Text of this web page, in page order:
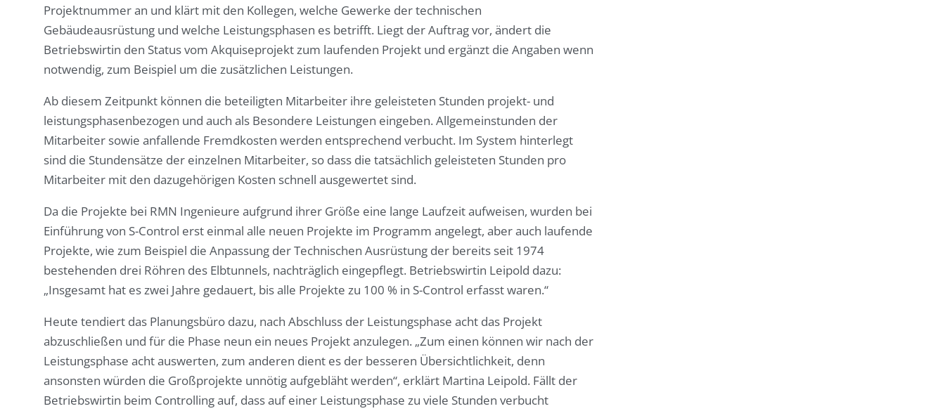
Projektnummer an und klärt mit den Kollegen, welche Gewerke der technischen
Gebäudeausrüstung und welche Leistungsphasen es betrifft. Liegt der Auftrag vor, ändert die
Betriebswirtin den Status vom Akquiseprojekt zum laufenden Projekt und ergänzt die Angaben wenn
notwendig, zum Beispiel um die zusätzlichen Leistungen.
Ab diesem Zeitpunkt können die beteiligten Mitarbeiter ihre geleisteten Stunden projekt- und
leistungsphasenbezogen und auch als Besondere Leistungen eingeben. Allgemeinstunden der
Mitarbeiter sowie anfallende Fremdkosten werden entsprechend verbucht. Im System hinterlegt
sind die Stundensätze der einzelnen Mitarbeiter, so dass die tatsächlich geleisteten Stunden pro
Mitarbeiter mit den dazugehörigen Kosten schnell ausgewertet sind.
Da die Projekte bei RMN Ingenieure aufgrund ihrer Größe eine lange Laufzeit aufweisen, wurden bei
Einführung von S-Control erst einmal alle neuen Projekte im Programm angelegt, aber auch laufende
Projekte, wie zum Beispiel die Anpassung der Technischen Ausrüstung der bereits seit 1974
bestehenden drei Röhren des Elbtunnels, nachträglich eingepflegt. Betriebswirtin Leipold dazu:
„Insgesamt hat es zwei Jahre gedauert, bis alle Projekte zu 100 % in S-Control erfasst waren.“
Heute tendiert das Planungsbüro dazu, nach Abschluss der Leistungsphase acht das Projekt
abzuschließen und für die Phase neun ein neues Projekt anzulegen. „Zum einen können wir nach der
Leistungsphase acht auswerten, zum anderen dient es der besseren Übersichtlichkeit, denn
ansonsten würden die Großprojekte unnötig aufgebläht werden“, erklärt Martina Leipold. Fällt der
Betriebswirtin beim Controlling auf, dass auf einer Leistungsphase zu viele Stunden verbucht